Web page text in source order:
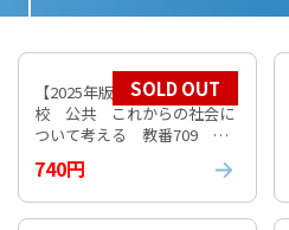
【2025年版】 数研 高等学
校 公共 これからの社会に
ついて考える 教番709 ※
非課税 キャンセル不可
740円
SOLD OUT